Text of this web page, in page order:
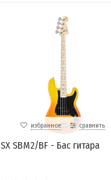
избранное сравнить
SX SBM2/BF - Бас гитара